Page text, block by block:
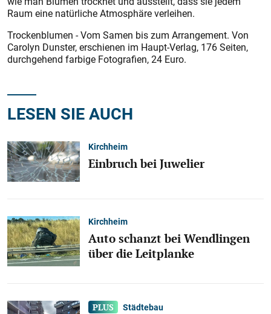
Raum eine natürliche Atmosphäre verleihen.
Trockenblumen - Vom Samen bis zum Arrangement. Von
Carolyn ­Dunster, erschienen im Haupt-Verlag, 176 Seiten,
durchgehend farbige Fotografien, 24 Euro.
LESEN SIE AUCH
Kirchheim
Einbruch bei Juwelier
Kirchheim
Auto schanzt bei Wendlingen
über die Leitplanke
Städtebau